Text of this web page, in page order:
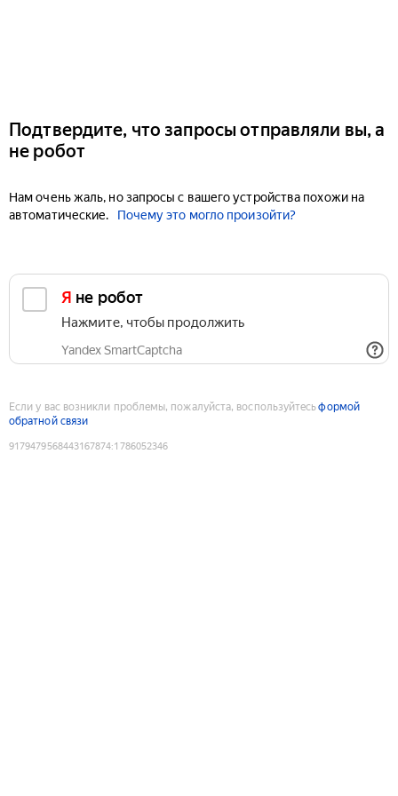
Подтвердите, что запросы отправляли вы, а
не робот
Нам очень жаль, но запросы с вашего устройства похожи на
автоматические.
Почему это могло произойти?
Я не робот
Нажмите, чтобы продолжить
Yandex SmartCaptcha
Если у вас возникли проблемы, пожалуйста, воспользуйтесьформой
обратной связи
9179479568443167874:1786052346